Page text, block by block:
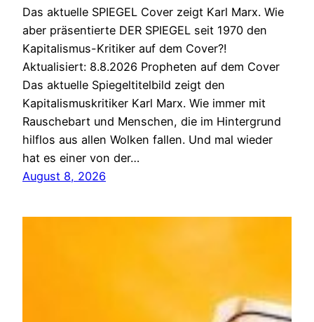
Das aktuelle SPIEGEL Cover zeigt Karl Marx. Wie
aber präsentierte DER SPIEGEL seit 1970 den
Kapitalismus-Kritiker auf dem Cover?!
Aktualisiert: 8.8.2026 Propheten auf dem Cover
Das aktuelle Spiegeltitelbild zeigt den
Kapitalismuskritiker Karl Marx. Wie immer mit
Rauschebart und Menschen, die im Hintergrund
hilflos aus allen Wolken fallen. Und mal wieder
hat es einer von der…
August 8, 2026